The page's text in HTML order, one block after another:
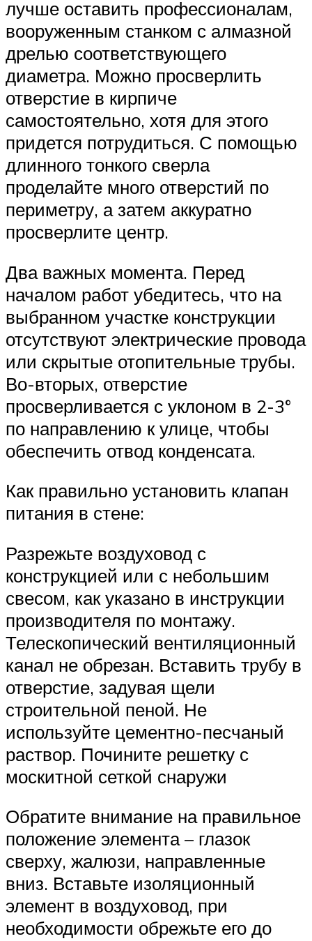
лучше оставить профессионалам,
вооруженным станком с алмазной
дрелью соответствующего
диаметра. Можно просверлить
отверстие в кирпиче
самостоятельно, хотя для этого
придется потрудиться. С помощью
длинного тонкого сверла
проделайте много отверстий по
периметру, а затем аккуратно
просверлите центр.
Два важных момента. Перед
началом работ убедитесь, что на
выбранном участке конструкции
отсутствуют электрические провода
или скрытые отопительные трубы.
Во-вторых, отверстие
просверливается с уклоном в 2-3°
по направлению к улице, чтобы
обеспечить отвод конденсата.
Как правильно установить клапан
питания в стене:
Разрежьте воздуховод с
конструкцией или с небольшим
свесом, как указано в инструкции
производителя по монтажу.
Телескопический вентиляционный
канал не обрезан. Вставить трубу в
отверстие, задувая щели
строительной пеной. Не
используйте цементно-песчаный
раствор. Почините решетку с
москитной сеткой снаружи
Обратите внимание на правильное
положение элемента – глазок
сверху, жалюзи, направленные
вниз. Вставьте изоляционный
элемент в воздуховод, при
необходимости обрежьте его до